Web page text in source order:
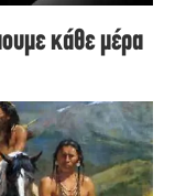
κάθε μέρα